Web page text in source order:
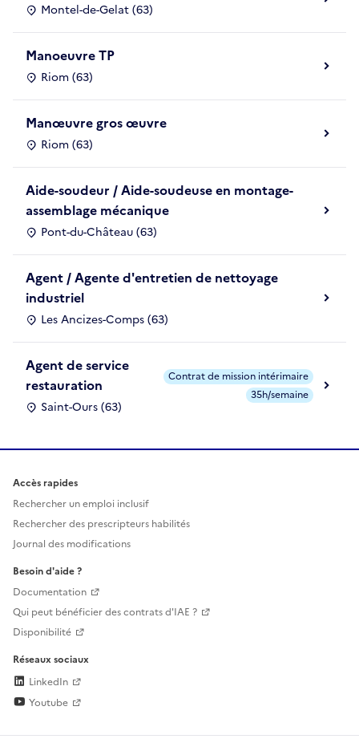
Montel-de-Gelat (63)
Manoeuvre TP
Riom (63)
Manœuvre gros œuvre
Riom (63)
Aide-soudeur / Aide-soudeuse en montage-
assemblage mécanique
Pont-du-Château (63)
Agent / Agente d'entretien de nettoyage
industriel
Les Ancizes-Comps (63)
Agent de service
restauration
Saint-Ours (63)
Contrat de mission intérimaire
35h/semaine
Accès rapides
Rechercher un emploi inclusif
Rechercher des prescripteurs habilités
Journal des modifications
Besoin d'aide ?
Documentation
Qui peut bénéficier des contrats d'IAE ?
Disponibilité
Réseaux sociaux
LinkedIn
Youtube